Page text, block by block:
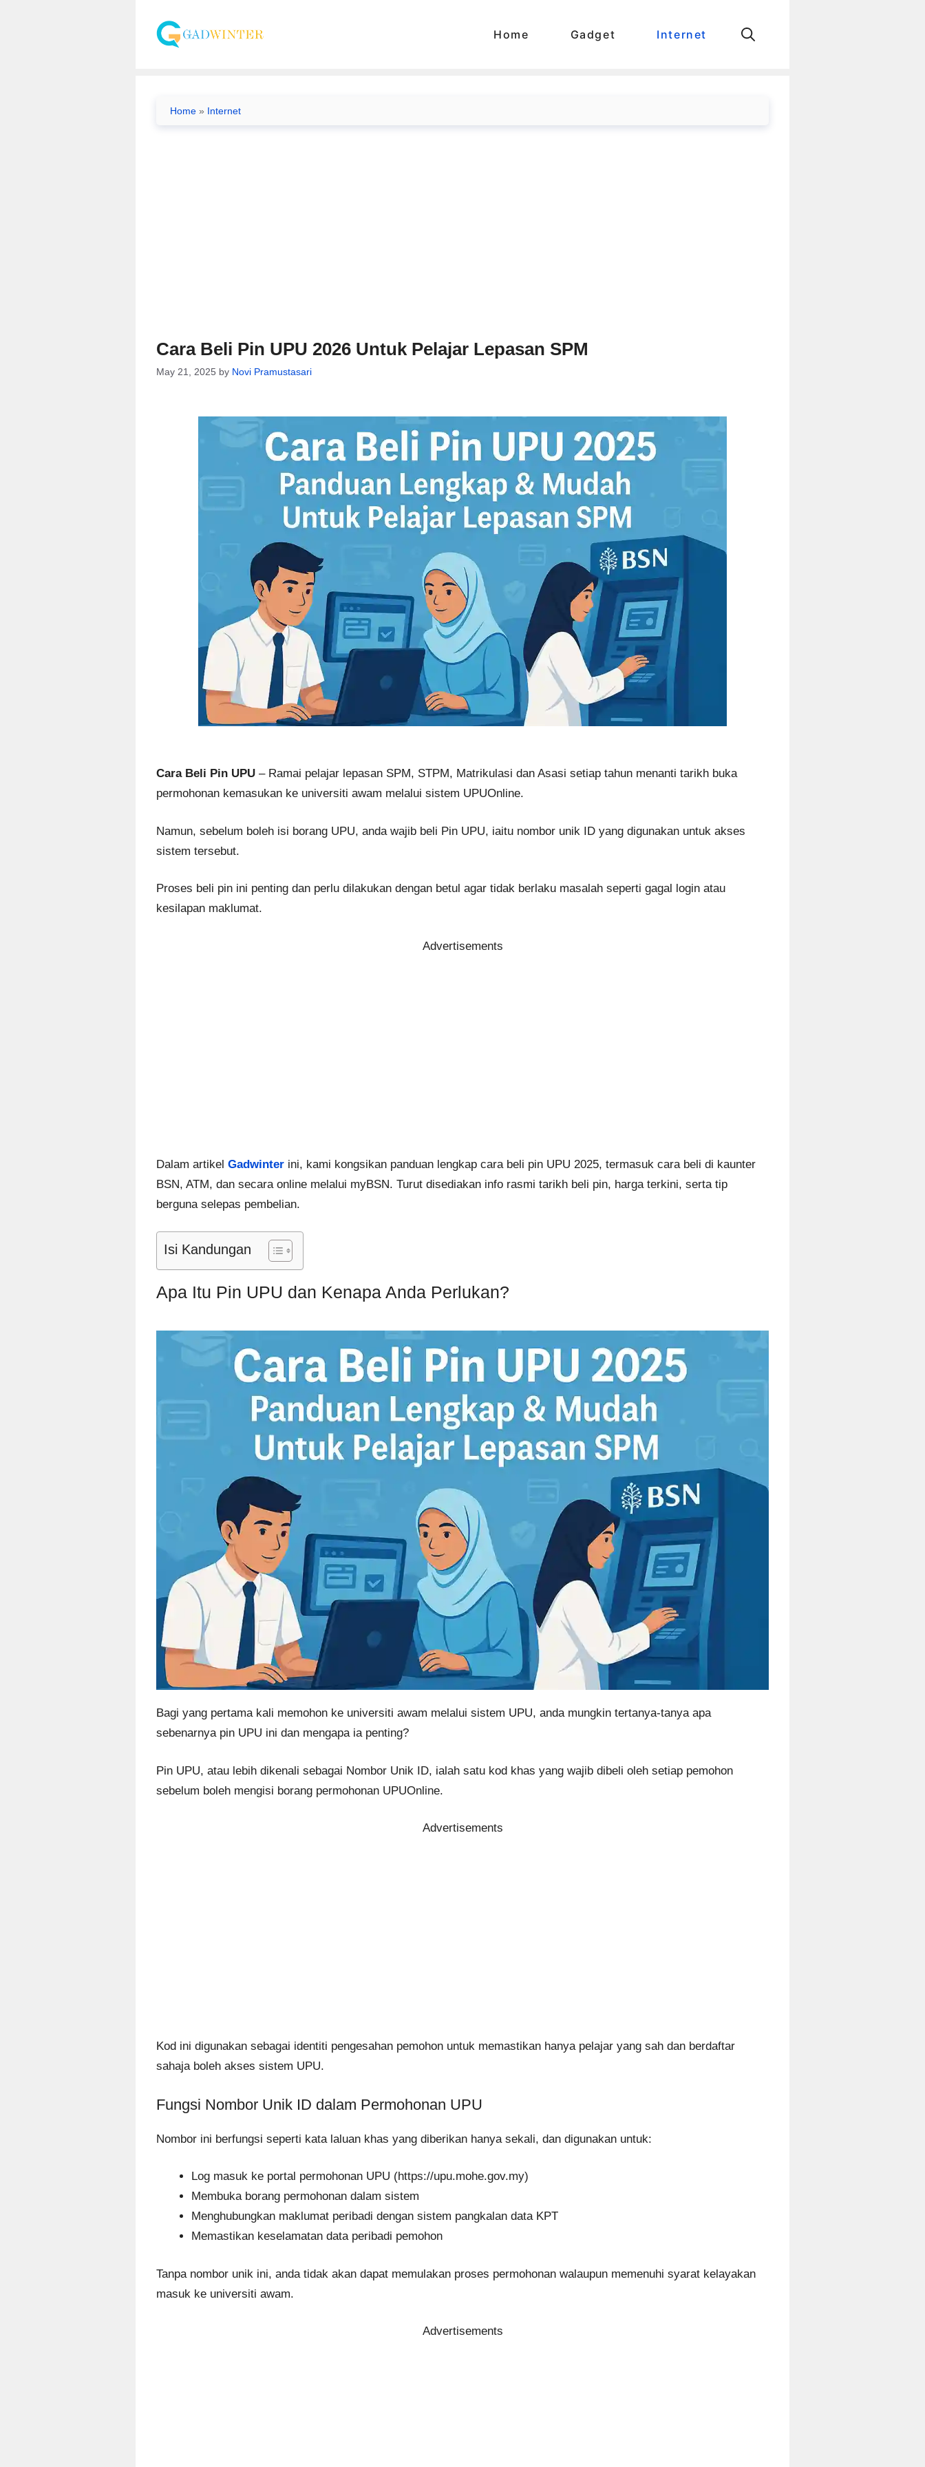
Home Gadget Internet
Home » Internet
Cara Beli Pin UPU 2026 Untuk Pelajar Lepasan SPM
May 21, 2025 by Novi Pramustasari
Cara Beli Pin UPU – Ramai pelajar lepasan SPM, STPM, Matrikulasi dan Asasi setiap tahun menanti tarikh buka
permohonan kemasukan ke universiti awam melalui sistem UPUOnline.
Namun, sebelum boleh isi borang UPU, anda wajib beli Pin UPU, iaitu nombor unik ID yang digunakan untuk akses
sistem tersebut.
Proses beli pin ini penting dan perlu dilakukan dengan betul agar tidak berlaku masalah seperti gagal login atau
kesilapan maklumat.
Advertisements
Dalam artikel Gadwinter ini, kami kongsikan panduan lengkap cara beli pin UPU 2025, termasuk cara beli di kaunter
BSN, ATM, dan secara online melalui myBSN. Turut disediakan info rasmi tarikh beli pin, harga terkini, serta tip
berguna selepas pembelian.
Isi Kandungan
Apa Itu Pin UPU dan Kenapa Anda Perlukan?
Bagi yang pertama kali memohon ke universiti awam melalui sistem UPU, anda mungkin tertanya-tanya apa
sebenarnya pin UPU ini dan mengapa ia penting?
Pin UPU, atau lebih dikenali sebagai Nombor Unik ID, ialah satu kod khas yang wajib dibeli oleh setiap pemohon
sebelum boleh mengisi borang permohonan UPUOnline.
Advertisements
Kod ini digunakan sebagai identiti pengesahan pemohon untuk memastikan hanya pelajar yang sah dan berdaftar
sahaja boleh akses sistem UPU.
Fungsi Nombor Unik ID dalam Permohonan UPU
Nombor ini berfungsi seperti kata laluan khas yang diberikan hanya sekali, dan digunakan untuk:
Log masuk ke portal permohonan UPU (https://upu.mohe.gov.my)
Membuka borang permohonan dalam sistem
Menghubungkan maklumat peribadi dengan sistem pangkalan data KPT
Memastikan keselamatan data peribadi pemohon
Tanpa nombor unik ini, anda tidak akan dapat memulakan proses permohonan walaupun memenuhi syarat kelayakan
masuk ke universiti awam.
Advertisements